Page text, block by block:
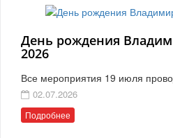
День рождения
2026
Все мероприятия 19 июля
02.07.2026
Подробнее